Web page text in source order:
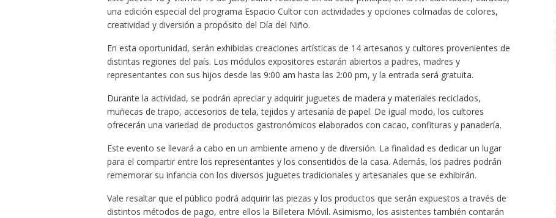
una edición especial del programa Espacio Cultor con actividades y opciones colmadas de colores,
creatividad y diversión a propósito del Día del Niño.
En esta oportunidad, serán exhibidas creaciones artísticas de 14 artesanos y cultores provenientes de
distintas regiones del país. Los módulos expositores estarán abiertos a padres, madres y
representantes con sus hijos desde las 9:00 am hasta las 2:00 pm, y la entrada será gratuita.
Durante la actividad, se podrán apreciar y adquirir juguetes de madera y materiales reciclados,
muñecas de trapo, accesorios de tela, tejidos y artesanía de papel. De igual modo, los cultores
ofrecerán una variedad de productos gastronómicos elaborados con cacao, confituras y panadería.
Este evento se llevará a cabo en un ambiente ameno y de diversión. La finalidad es dedicar un lugar
para el compartir entre los representantes y los consentidos de la casa. Además, los padres podrán
rememorar su infancia con los diversos juguetes tradicionales y artesanales que se exhibirán.
Vale resaltar que el público podrá adquirir las piezas y los productos que serán expuestos a través de
distintos métodos de pago, entre ellos la Billetera Móvil. Asimismo, los asistentes también contarán